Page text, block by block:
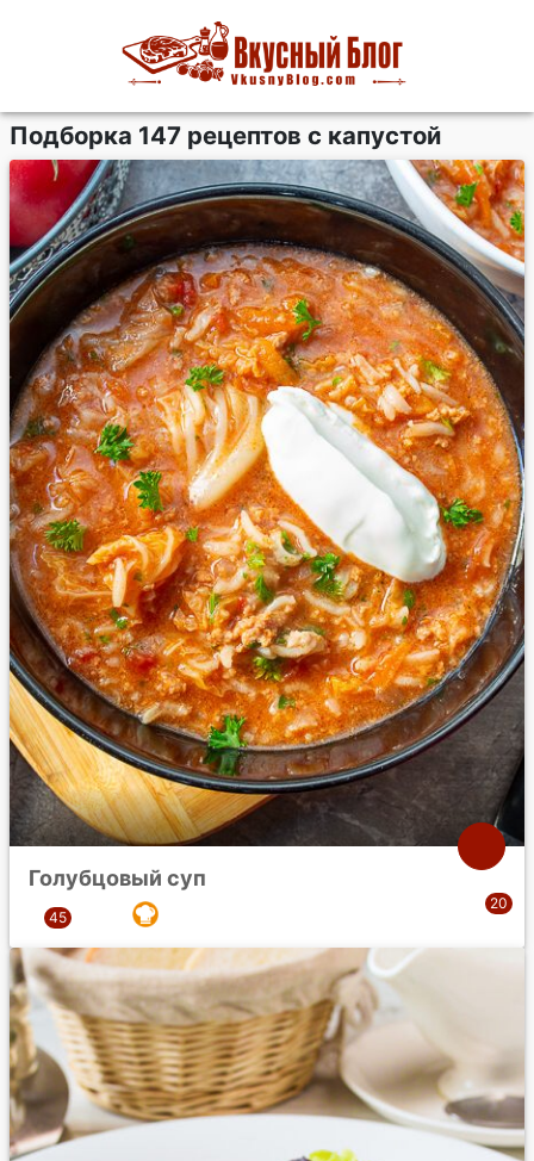
Подборка 147 рецептов с капустой
Голубцовый суп